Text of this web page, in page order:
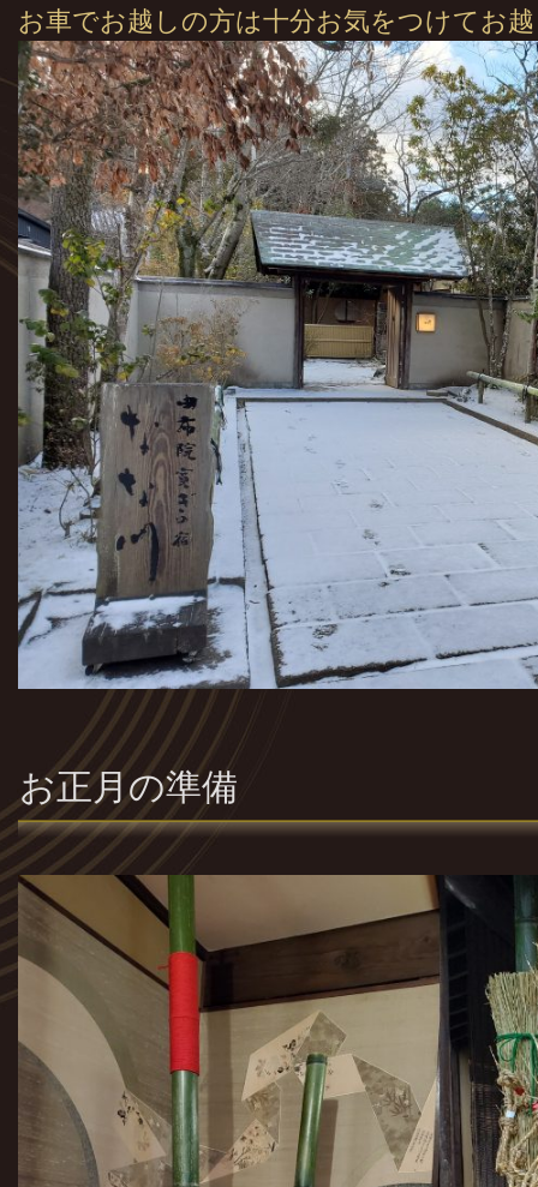
お車でお越しの方は十分お気をつけてお
お正月の準備